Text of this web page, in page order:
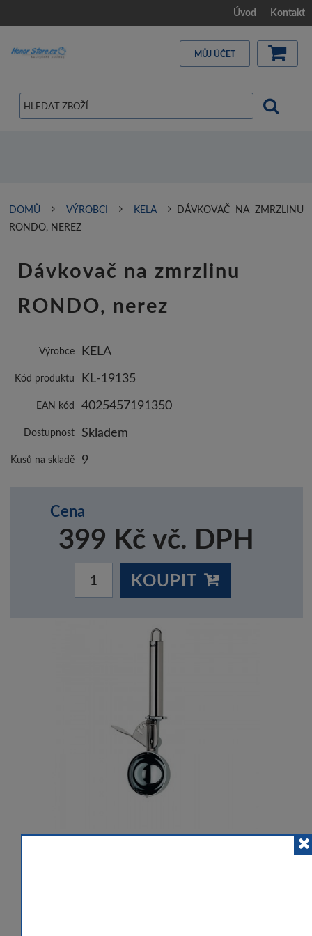
Úvod Kontakt
MŮJ ÚČET
DOMŮ VÝROBCI KELA
DÁVKOVAČ NA ZMRZLINU
RONDO, NEREZ
Dávkovač na zmrzlinu
RONDO, nerez
Výrobce KELA
Kód produktu KL-19135
EAN kód 4025457191350
Dostupnost Skladem
Kusů na skladě 9
Cena
399 Kč vč. DPH
KOUPIT